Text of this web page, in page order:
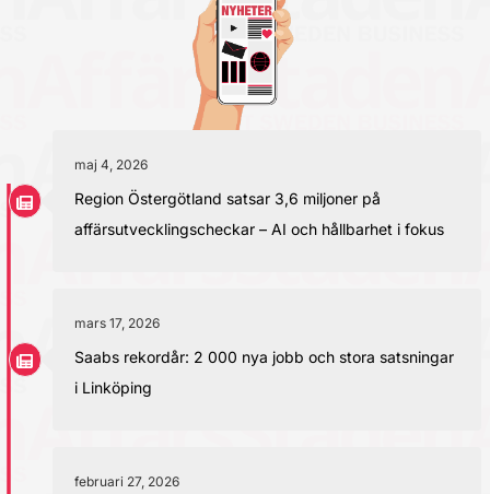
maj 4, 2026
Region Östergötland satsar 3,6 miljoner på
affärsutvecklingscheckar – AI och hållbarhet i fokus
mars 17, 2026
Saabs rekordår: 2 000 nya jobb och stora satsningar
i Linköping
februari 27, 2026